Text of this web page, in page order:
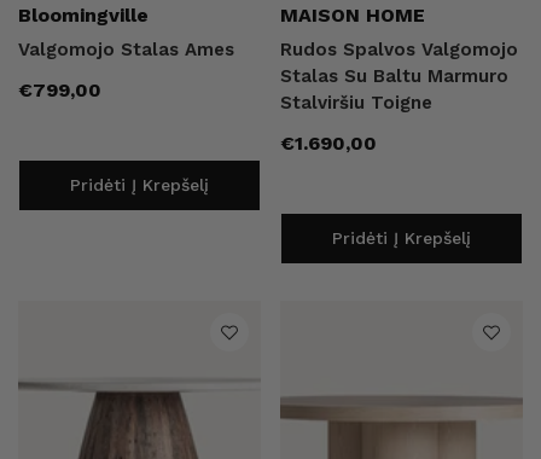
Pardavėjas:
Bloomingville
Valgomojo Stalas Ames
Įprasta
€799,00
Pridėti Į Krepšelį
Pardavėjas:
MAISON HOME
Rudos Spalvos Valgomojo
Stalas Su Baltu Marmuro
Stalviršiu Toigne
Įprasta
€1.690,00
Pridėti Į Krepšelį
Šviestuvas Dione
Pardavėjas:
Aldex
Juodas Matinis Pakabinamas Šviestuvas Bosso
Pardavėjas:
Bloomingville
Kalėdinis